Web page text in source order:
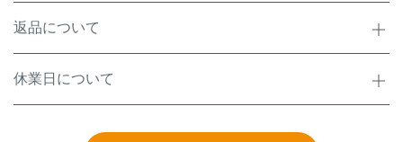
返品について
休業日について